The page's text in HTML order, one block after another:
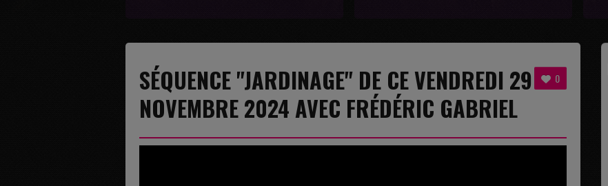
0
SÉQUENCE "JARDINAGE" DE CE VENDREDI 29
NOVEMBRE 2024 AVEC FRÉDÉRIC GABRIEL